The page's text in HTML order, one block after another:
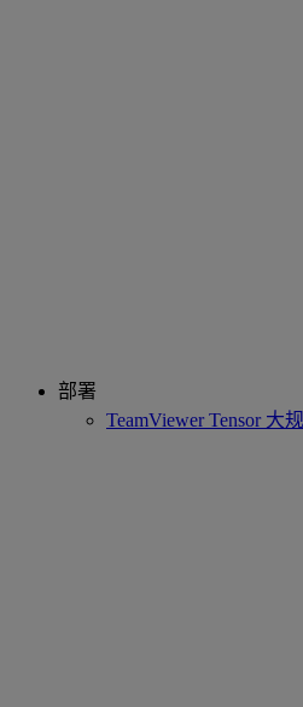
部署
TeamViewer Tensor 大